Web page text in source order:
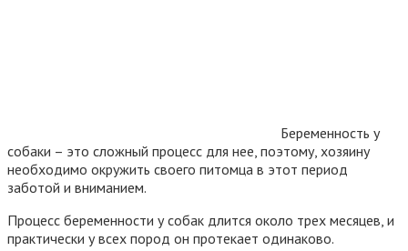
Беременность у
собаки – это сложный процесс для нее, поэтому, хозяину
необходимо окружить своего питомца в этот период
заботой и вниманием.
Процесс беременности у собак длится около трех месяцев, и
практически у всех пород он протекает одинаково.